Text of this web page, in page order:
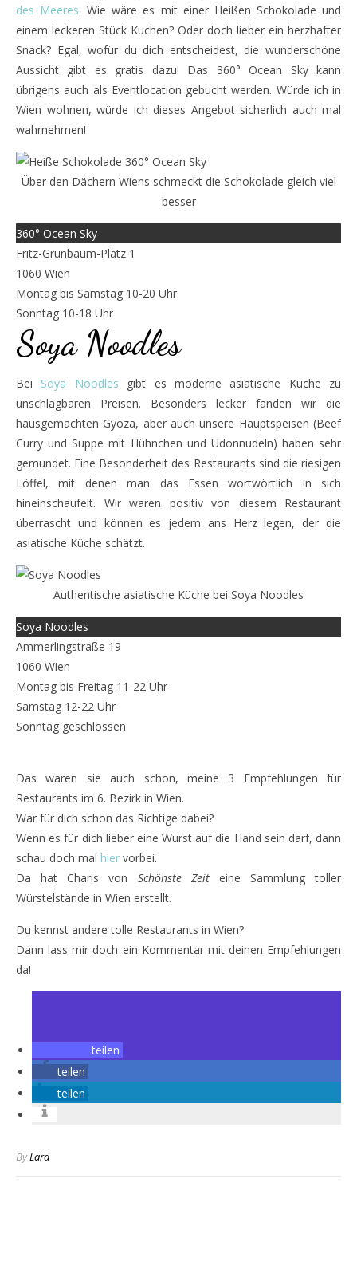
des Meeres. Wie wäre es mit einer Heißen Schokolade und
einem leckeren Stück Kuchen? Oder doch lieber ein herzhafter
Snack? Egal, wofür du dich entscheidest, die wunderschöne
Aussicht gibt es gratis dazu! Das 360° Ocean Sky kann
übrigens auch als Eventlocation gebucht werden. Würde ich in
Wien wohnen, würde ich dieses Angebot sicherlich auch mal
wahrnehmen!
Über den Dächern Wiens schmeckt die Schokolade gleich viel
besser
360° Ocean Sky
Fritz-Grünbaum-Platz 1
1060 Wien
Montag bis Samstag 10-20 Uhr
Sonntag 10-18 Uhr
Soya Noodles
Bei Soya Noodles gibt es moderne asiatische Küche zu
unschlagbaren Preisen. Besonders lecker fanden wir die
hausgemachten Gyoza, aber auch unsere Hauptspeisen (Beef
Curry und Suppe mit Hühnchen und Udonnudeln) haben sehr
gemundet. Eine Besonderheit des Restaurants sind die riesigen
Löffel, mit denen man das Essen wortwörtlich in sich
hineinschaufelt. Wir waren positiv von diesem Restaurant
überrascht und können es jedem ans Herz legen, der die
asiatische Küche schätzt.
Authentische asiatische Küche bei Soya Noodles
Soya Noodles
Ammerlingstraße 19
1060 Wien
Montag bis Freitag 11-22 Uhr
Samstag 12-22 Uhr
Sonntag geschlossen
Das waren sie auch schon, meine 3 Empfehlungen für
Restaurants im 6. Bezirk in Wien.
War für dich schon das Richtige dabei?
Wenn es für dich lieber eine Wurst auf die Hand sein darf, dann
schau doch mal hier vorbei.
Da hat Charis von Schönste Zeiteine Sammlung toller
Würstelstände in Wien erstellt.
Du kennst andere tolle Restaurants in Wien?
Dann lass mir doch ein Kommentar mit deinen Empfehlungen
da!
teilen
teilen
teilen
ByLara